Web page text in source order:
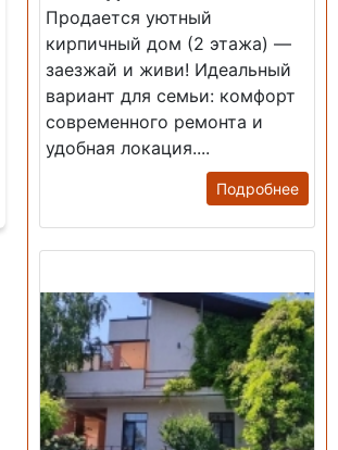
Продается уютный
кирпичный дом (2 этажа) —
заезжай и живи! ​Идеальный
вариант для семьи: комфорт
современного ремонта и
удобная локация....
Подробнее